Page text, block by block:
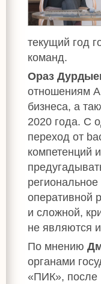
текущий год
команд.
Ораз
отношениям
бизнеса, а
2020 года. С
переход от
компетенций
оперативной
и сложной,
не являются
По мнению
органами
«ПИК», после